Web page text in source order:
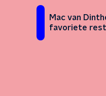
Mac van
favoriete